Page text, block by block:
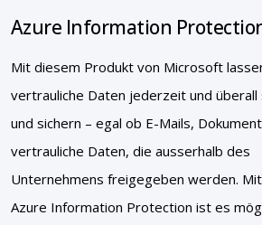
Azure Information
Mit diesem Produkt von Microsoft
vertrauliche Daten jederzeit und überall
und sichern – egal ob E-Mails,
vertrauliche Daten, die ausserhalb des
Unternehmens freigegeben werden.
Azure Information Protection ist es